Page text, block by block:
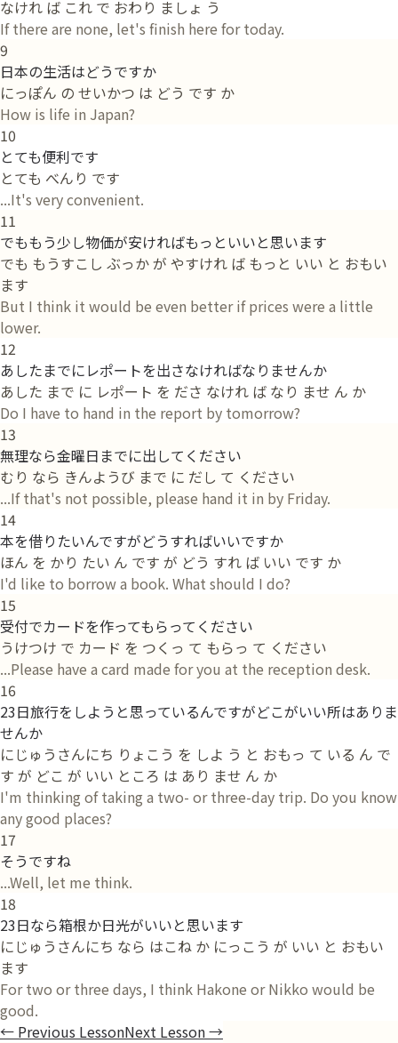
なけれ ば これ で おわり ましょ う
If there are none, let's finish here for today.
9
日本の生活はどうですか
にっぽん の せいかつ は どう です か
How is life in Japan?
10
とても便利です
とても べんり です
...It's very convenient.
11
でももう少し物価が安ければもっといいと思います
でも もうすこし ぶっか が やすけれ ば もっと いい と おもい
ます
But I think it would be even better if prices were a little
lower.
12
あしたまでにレポートを出さなければなりませんか
あした まで に レポート を ださ なけれ ば なり ませ ん か
Do I have to hand in the report by tomorrow?
13
無理なら金曜日までに出してください
むり なら きんようび まで に だし て ください
...If that's not possible, please hand it in by Friday.
14
本を借りたいんですがどうすればいいですか
ほん を かり たい ん です が どう すれ ば いい です か
I'd like to borrow a book. What should I do?
15
受付でカードを作ってもらってください
うけつけ で カード を つくっ て もらっ て ください
...Please have a card made for you at the reception desk.
16
23日旅行をしようと思っているんですがどこがいい所はありま
せんか
にじゅうさんにち りょこう を しよ う と おもっ て いる ん で
す が どこ が いい ところ は あり ませ ん か
I'm thinking of taking a two- or three-day trip. Do you know
any good places?
17
そうですね
...Well, let me think.
18
23日なら箱根か日光がいいと思います
にじゅうさんにち なら はこね か にっこう が いい と おもい
ます
For two or three days, I think Hakone or Nikko would be
good.
← Previous LessonNext Lesson→